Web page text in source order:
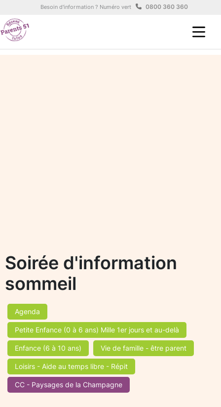
Aller au contenu principal
Besoin d'information ? Numéro vert 0800 360 360
Soirée d'information
sommeil
Agenda
Petite Enfance (0 à 6 ans) Mille 1er jours et au-delà
Enfance (6 à 10 ans) Vie de famille - être parent
Loisirs - Aide au temps libre - Répit
CC - Paysages de la Champagne
Panneau de gestion des cookies